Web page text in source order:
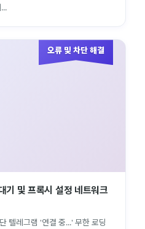
오류 및 차단 해결
기 및 프록시 설정 네트워크
텔레그램 '연결 중...' 무한 로딩